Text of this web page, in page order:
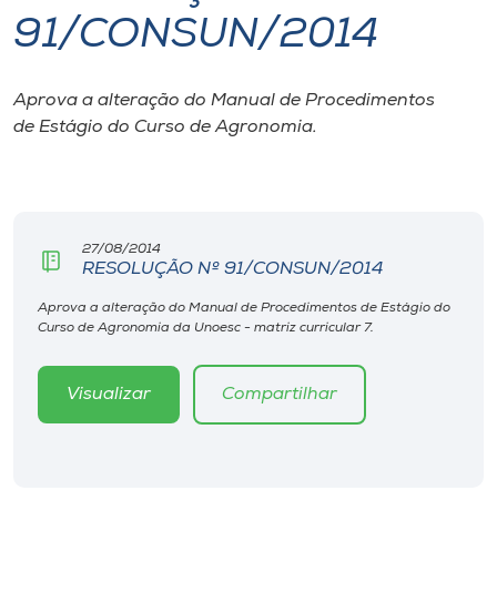
I.nova
Diplomados
CPA
Biblioteca
Editora
91/CONSUN/2014
Aprova a alteração do Manual de Procedimentos
de Estágio do Curso de Agronomia.
27/08/2014
RESOLUÇÃO Nº 91/CONSUN/2014
Aprova a alteração do Manual de Procedimentos de Estágio do
Curso de Agronomia da Unoesc - matriz curricular 7.
Visualizar Compartilhar